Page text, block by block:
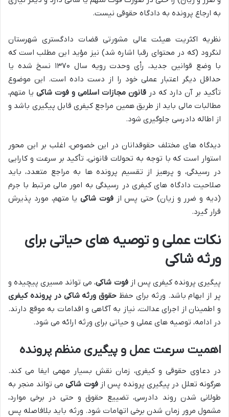
به ارجاع پرونده به دادگاه حقوقی نیست.
نظریه اکثریت هیئت عالی مشورتی قضات دادگستری شهرستان
لنگرود (که در محتوای رقبا اشاره شد) نیز مؤید این مطلب است که
با وضع قوانین جدید، رأی وحدت رویه سال ۱۳۷۰ نسخ شده یا
حداقل دیگر اعتبار عملی خود را از دست داده است. این موضوع
تأکید بر آن دارد که در قانون مجازات اسلامی و فوت شاکی یا متهم،
مطالبات مالی باید از طریق همین مراجع کیفری قابل پیگیری باشد و
از اطاله دادرسی جلوگیری شود.
دیدگاه های مختلف حقوقدانان در این خصوص، اغلب بر این محور
استوار است که با توجه به تحولات قانونی، تأکید بر سرعت و کارایی
در رسیدگی، و پرهیز از تقسیم پرونده ها به مراجع متعدد، باید
صلاحیت دادگاه های کیفری در رسیدگی به امور مالی مرتبط با جرم
(دیه و ضرر و زیان) حتی پس ازفوت شاکییا متهم، مورد پذیرش
قرار گیرد.
نکات عملی و توصیه های حیاتی برای
ورثه شاکی
پیگیری پرونده کیفری پس ازفوت شاکی، می تواند مسیری پیچیده و
پر از ابهام باشد. ورثه برای حفظ حقوق ورثه شاکی در پرونده کیفری
و اطمینان از اجرای عدالت، نیاز به آگاهی و اقدامات به موقع دارند.
در ادامه، توصیه های عملی و حیاتی برای ورثه ارائه می شود.
اهمیت سرعت عمل و پیگیری منظم پرونده
در دعاوی حقوقی و کیفری، زمان نقش بسیار مهمی ایفا می کند.
هرگونه تعلل در پیگیری پرونده پس ازفوت شاکیمی تواند منجر به
طولانی شدن روند دادرسی، تضییع حقوق و حتی در برخی موارد،
مشمول مرور زمان شدن برخی اتهامات شود. ورثه باید بلافاصله پس